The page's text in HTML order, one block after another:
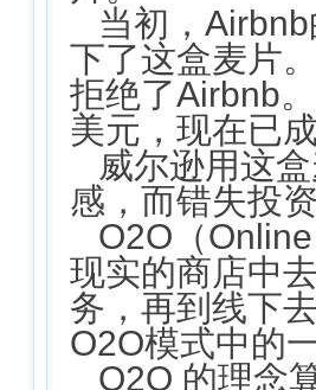
当初，
下了这盒麦片
拒绝了Airbnb
美元，现在已
威尔逊用这
感，而错失投
O2O（
现实的商店中
务，再到线下
O2O模式中的
O2O 的理念